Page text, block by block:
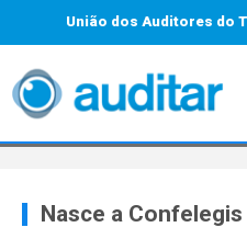
União dos Auditores do
Nasce a Confelegis